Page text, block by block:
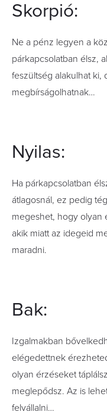
Skorpió:
Ne a pénz legyen a
párkapcsolatban élsz,
feszültség alakulhat ki,
megbírságolhatnak…
Nyilas:
Ha párkapcsolatban
átlagosnál, ez pedig
megeshet, hogy olyan
akik miatt az idegeid
maradni.
Bak:
Izgalmakban
elégedettnek
olyan érzéseket
meglepődsz. Az is
felvállalni…